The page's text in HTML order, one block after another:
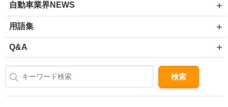
自動車業界NEWS
用語集
Q&A